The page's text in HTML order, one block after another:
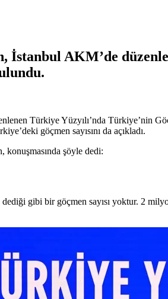
İstanbul AKM’de
Türkiye Yüzyılı’nda Türkiye’nin
göçmen sayısını da açıkladı.
konuşmasında şöyle dedi:
gibi bir göçmen sayısı yoktur. 2